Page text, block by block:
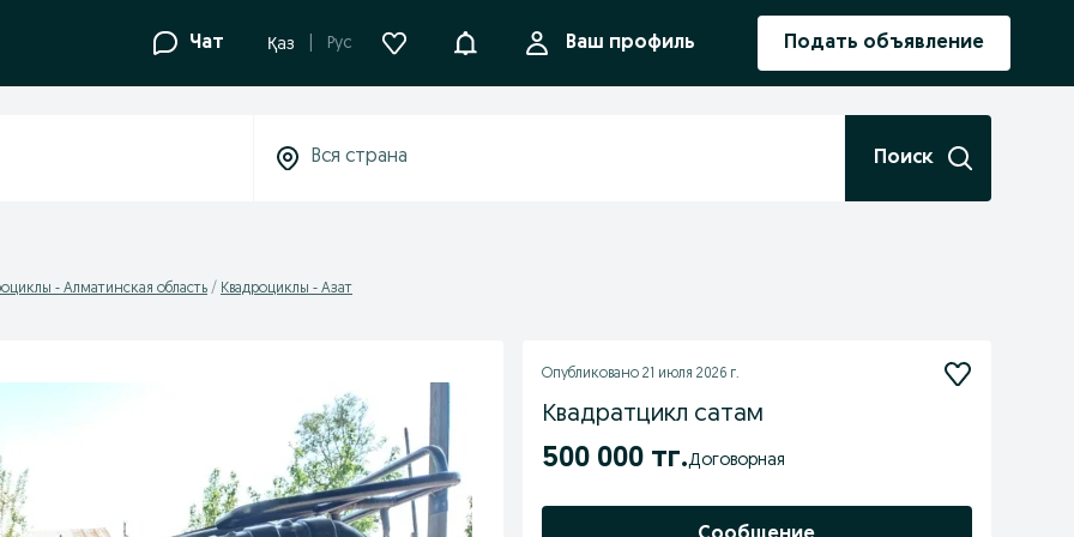
Чат Қаз Рус УведомленияВаш профиль Подать объявление
Поиск
- Алматинская область Квадроциклы - Азат
Опубликовано 21 июля 2026 г.
Квадратцикл сатам
500 000 тг. Договорная